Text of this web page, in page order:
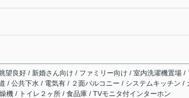
望良好 / 新婚さん向け / ファミリー向け / 室内洗濯機置場 /
/ 公共下水 / 電気有 / ２面バルコニー / システムキッチン /
機 / トイレ２ヶ所 / 食品庫 / TVモニタ付インターホン